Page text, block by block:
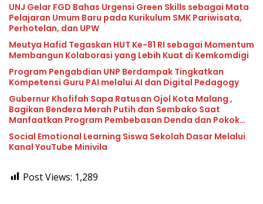
UNJ Gelar FGD Bahas Urgensi Green Skills sebagai Mata
Pelajaran Umum Baru pada Kurikulum SMK Pariwisata,
Perhotelan, dan UPW
Meutya Hafid Tegaskan HUT Ke-81 RI sebagai Momentum
Membangun Kolaborasi yang Lebih Kuat di Kemkomdigi
Program Pengabdian UNP Berdampak Tingkatkan
Kompetensi Guru PAI melalui AI dan Digital Pedagogy
Gubernur Khofifah Sapa Ratusan Ojol Kota Malang ,
Bagikan Bendera Merah Putih dan Sembako Saat
Manfaatkan Program Pembebasan Denda dan Pokok
Tunggakan PKB
Social Emotional Learning Siswa Sekolah Dasar Melalui
Kanal YouTube Minivila
Post Views: 1,289